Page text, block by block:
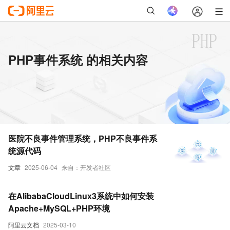
PHP事件系统 的相关内容
文章 2025-06-04 来自：开发者社区
医院不良事件管理系统，PHP不良事件系
统源代码
阿里云文档 2025-03-10
在AlibabaCloudLinux3系统中如何安装
Apache+MySQL+PHP环境